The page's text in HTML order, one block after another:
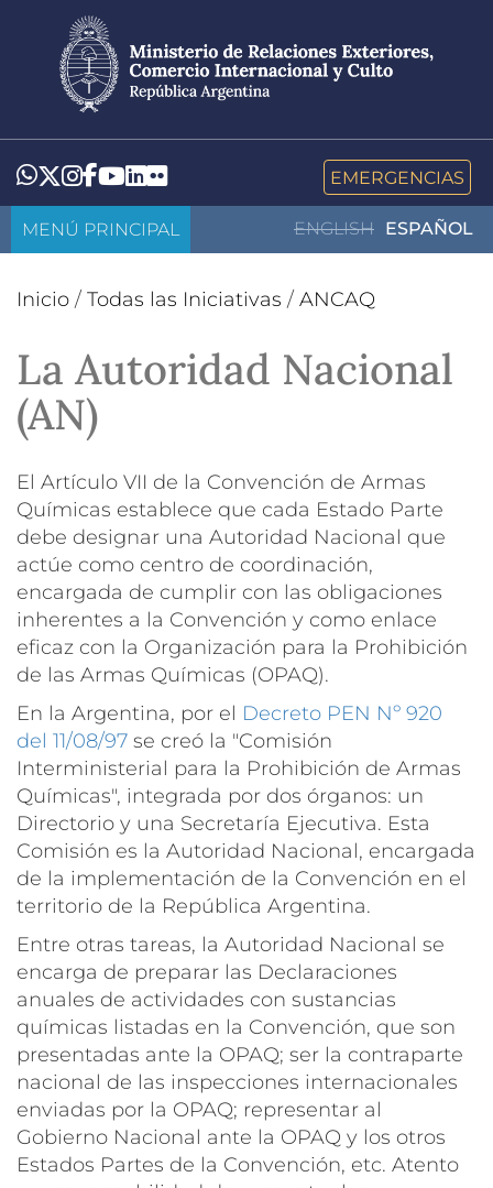
contenido
principal
Whatsapp
Twitter
Instagram
Facebook
YouTube
LinkedIn
Flickr EMERGENCIAS
ENGLISH ESPAÑOL
MENÚ PRINCIPAL
Inicio / Todas las Iniciativas / ANCAQ
La Autoridad Nacional
(AN)
El Artículo VII de la Convención de Armas
Químicas establece que cada Estado Parte
debe designar una Autoridad Nacional que
actúe como centro de coordinación,
encargada de cumplir con las obligaciones
inherentes a la Convención y como enlace
eficaz con la Organización para la Prohibición
de las Armas Químicas (OPAQ).
En la Argentina, por el Decreto PEN Nº 920
del 11/08/97 se creó la "Comisión
Interministerial para la Prohibición de Armas
Químicas", integrada por dos órganos: un
Directorio y una Secretaría Ejecutiva. Esta
Comisión es la Autoridad Nacional, encargada
de la implementación de la Convención en el
territorio de la República Argentina.
Entre otras tareas, la Autoridad Nacional se
encarga de preparar las Declaraciones
anuales de actividades con sustancias
químicas listadas en la Convención, que son
presentadas ante la OPAQ; ser la contraparte
nacional de las inspecciones internacionales
enviadas por la OPAQ; representar al
Gobierno Nacional ante la OPAQ y los otros
Estados Partes de la Convención, etc. Atento